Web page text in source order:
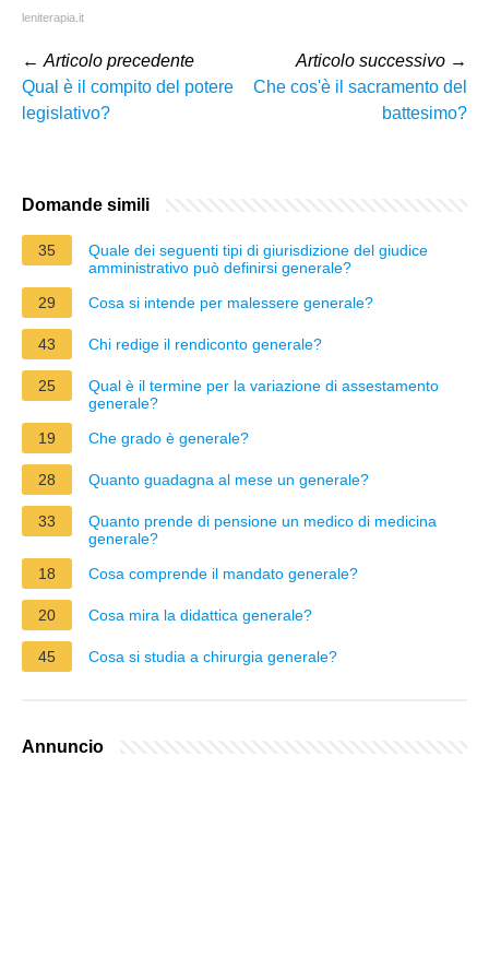
leniterapia.it
← Articolo precedente
Qual è il compito del potere
legislativo?
Articolo successivo →
Che cos'è il sacramento del
battesimo?
Domande simili
35
Quale dei seguenti tipi di giurisdizione del giudice
amministrativo può definirsi generale?
29
Cosa si intende per malessere generale?
43 Chi redige il rendiconto generale?
25
Qual è il termine per la variazione di assestamento
generale?
19
Che grado è generale?
28 Quanto guadagna al mese un generale?
33
Quanto prende di pensione un medico di medicina
generale?
18
Cosa comprende il mandato generale?
20 Cosa mira la didattica generale?
45 Cosa si studia a chirurgia generale?
Annuncio